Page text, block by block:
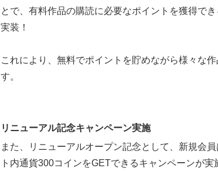
とで、有料作品の購読に必要なポイントを獲得で
実装！
これにより、無料でポイントを貯めながら様々な
す。
リニューアル記念キャンペーン実施
また、リニューアルオープン記念として、新規会
ト内通貨300コインをGETできるキャンペーンが実